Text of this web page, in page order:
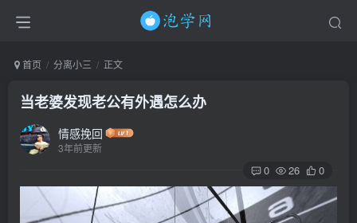
首页 分离小三 正文
当老婆发现老公有外遇怎么办
情感挽回
3年前更新
0 26 0